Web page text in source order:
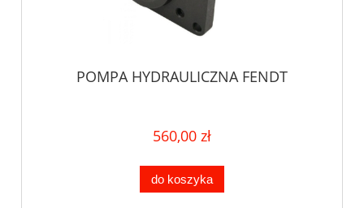
POMPA HYDRAULICZNA FENDT
560,00 zł
do koszyka